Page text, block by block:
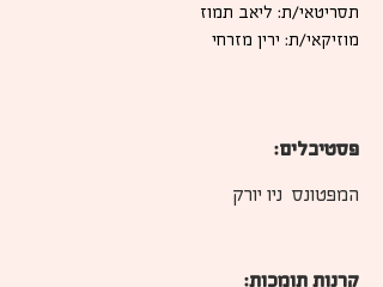
תסריטאי/ת: ליאב תמוז
מוזיקאי/ת: ירין מזרחי
פסטיבלים:
המפטונס  ניו יורק
קרנות תומכות: